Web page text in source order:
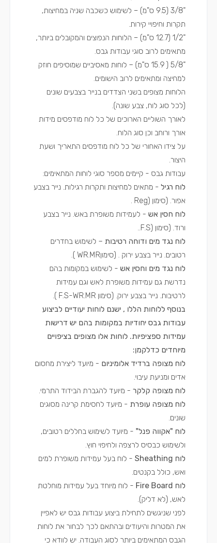
"3/8 (9.5 ס"מ) – לשימוש כשכבה שניה במחיצות,
תקרות וחיפויי קירות.
"1/2 (12.7 ס"מ) – הלוחות הנפוצים והמקובלים ביותר,
מתאימים לרוב סוגי עבודות גבס.
"5/8 ( 15.9 ס"מ) – לוחות מאסיביים שמוסיפים חוזק
למחיצה ומתאימים לרוב הישומים.
הלוחות מצופים בשני הצדדים בנייר בצבעים שונים
(לכל סוג לוח, צבע שונה).
לאורך השוליים הארוכים של כל לוח מודפסים מידות
אורך ורוחב וכן סוג הלוח.
על צידו האחורי של כל לוח מודפסים התאריך ושעת
היצור.
עבודות גבס - קיימים מספר סוגי לוחות המתאימים:
לוח רגיל - מתאים למחיצות ותקרות רגילות. נייר בצבע
אפור. (סימון (Reg .
לוח חסין אש - לעמידות משופרת באש. נייר בצבע
ורוד. (סימון (F.S..
לוח נגד מים ודוחה רטיבות – לשימוש בחדרים
רטובים. נייר בצבע ירוק . (סימוןWR.MR ).
לוח נגד מים וחסין אש - לשימוש במקומות בהם
נדרשת גם עמידות משופרת לאש וגם עמידות
לרטיבות. נייר בצבע ירוק. (סימון F.S-WR.MR ).
בנוסף ללוחות הללו , ישנם לוחות יעודיים לביצוע
עבודות גבס יחודיות במקומות בהם יש דרישות
עמידות ספציפיות. לוחות אלו מצופים בציפויים
מיוחדים כדלקמן:
לוח מצופה ברדיד אלומיניום - מיועד ליצירת מחסום
אדים ומניעת עיבוי.
לוח מצופה קלקר - מיועד להגברת הבידוד התרמי.
לוח מצופה עופרת - מיועד לחסימת קרינה מסוגים
שונים.
לוח "אקווה פנל" - מיועד לשימוש בחללים רטובים,
ולשימוש כבסיס לרצפה ולחיפוי חוץ.
לוח Sheathing
- לוח בעל עמידות משופרת למים
ואש, כולל בקנטים.
לוח Fire Board
- לוח מיוחד בעל עמידות מוחלטת
לאש, (לא דליק).
לפני שניגשים לתחילת ביצוע עבודות גבס יש לאפיין
את המטרות והיעודים ובהתאם לכך לבחור את לוחות
הגבס המתאימים ביותר לסוג העבודה. יש לוודא כי